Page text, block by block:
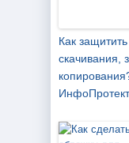
Как
скачивания,